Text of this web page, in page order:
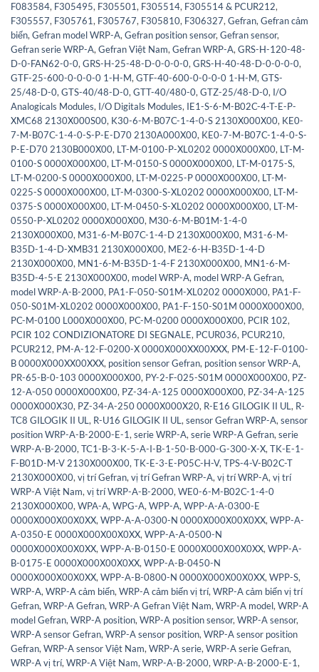
F083584, F305495, F305501, F305514, F305514 & PCUR212,
F305557, F305761, F305767, F305810, F306327,Gefran,Gefran cảm
biến,Gefran model WRP-A,Gefran position sensor,Gefran sensor,
Gefran serie WRP-A,Gefran Việt Nam,Gefran WRP-A,GRS-H-120-48-
D-0-FAN62-0-0,GRS-H-25-48-D-0-0-0-0,GRS-H-40-48-D-0-0-0-0,
GTF-25-600-0-0-0-0 1-H-M,GTF-40-600-0-0-0-0 1-H-M,GTS-
25/48-D-0,GTS-40/48-D-0,GTT-40/480-0,GTZ-25/48-D-0, I/O
Analogicals Modules, I/O Digitals Modules, IE1-S-6-M-B02C-4-T-E-P-
XMC68 2130X000S00, K30-6-M-B07C-1-4-0-S 2130X000X00, KE0-
7-M-B07C-1-4-0-S-P-E-D70 2130A000X00, KE0-7-M-B07C-1-4-0-S-
P-E-D70 2130B000X00, LT-M-0100-P-XL0202 0000X000X00, LT-M-
0100-S 0000X000X00, LT-M-0150-S 0000X000X00, LT-M-0175-S,
LT-M-0200-S 0000X000X00, LT-M-0225-P 0000X000X00, LT-M-
0225-S 0000X000X00, LT-M-0300-S-XL0202 0000X000X00, LT-M-
0375-S 0000X000X00, LT-M-0450-S-XL0202 0000X000X00, LT-M-
0550-P-XL0202 0000X000X00, M30-6-M-B01M-1-4-0
2130X000X00, M31-6-M-B07C-1-4-D 2130X000X00, M31-6-M-
B35D-1-4-D-XMB31 2130X000X00, ME2-6-H-B35D-1-4-D
2130X000X00, MN1-6-M-B35D-1-4-F 2130X000X00, MN1-6-M-
B35D-4-5-E 2130X000X00, model WRP-A, model WRP-A Gefran,
model WRP-A-B-2000, PA1-F-050-S01M-XL0202 0000X000, PA1-F-
050-S01M-XL0202 0000X000X00, PA1-F-150-S01M 0000X000X00,
PC-M-0100 L000X000X00, PC-M-0200 0000X000X00, PCIR 102,
PCIR 102 CONDIZIONATORE DI SEGNALE, PCUR036, PCUR210,
PCUR212, PM-A-12-F-0200-X 0000X000XX00XXX, PM-E-12-F-0100-
B 0000X000XX00XXX, position sensor Gefran, position sensor WRP-A,
PR-65-B-0-103 0000X000X00, PY-2-F-025-S01M 0000X000X00, PZ-
12-A-050 0000X000X00, PZ-34-A-125 0000X000X00, PZ-34-A-125
0000X000X30, PZ-34-A-250 0000X000X20, R-E16 GILOGIK II UL, R-
TC8 GILOGIK II UL, R-U16 GILOGIK II UL,sensor Gefran WRP-A,sensor
position WRP-A-B-2000-E-1,serie WRP-A,serie WRP-A Gefran,serie
WRP-A-B-2000,TC1-B-3-K-5-A-I-B-1-50-B-000-G-300-X-X,TK-E-1-
F-B01D-M-V 2130X000X00,TK-E-3-E-P05C-H-V,TPS-4-V-B02C-T
2130X000X00,vị trí Gefran,vị trí Gefran WRP-A,vị trí WRP-A,vị trí
WRP-A Việt Nam,vị trí WRP-A-B-2000,WE0-6-M-B02C-1-4-0
2130X000X00,WPA-A,WPG-A,WPP-A,WPP-A-A-0300-E
0000X000X00X0XX,WPP-A-A-0300-N 0000X000X00X0XX,WPP-A-
A-0350-E 0000X000X00X0XX,WPP-A-A-0500-N
0000X000X00X0XX,WPP-A-B-0150-E 0000X000X00X0XX,WPP-A-
B-0175-E 0000X000X00X0XX,WPP-A-B-0450-N
0000X000X00X0XX,WPP-A-B-0800-N 0000X000X00X0XX,WPP-S,
WRP-A,WRP-A cảm biến,WRP-A cảm biến vị trí,WRP-A cảm biến vị trí
Gefran,WRP-A Gefran,WRP-A Gefran Việt Nam,WRP-A model,WRP-A
model Gefran,WRP-A position,WRP-A position sensor,WRP-A sensor,
WRP-A sensor Gefran,WRP-A sensor position,WRP-A sensor position
Gefran,WRP-A sensor Việt Nam,WRP-A serie,WRP-A serie Gefran,
WRP-A vị trí,WRP-A Việt Nam,WRP-A-B-2000,WRP-A-B-2000-E-1,